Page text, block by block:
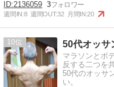
2136059 3
週間IN:8 週間OUT:32 月間IN:20
10
マラソンとボ
反する二つを
50代のオッサ
い。